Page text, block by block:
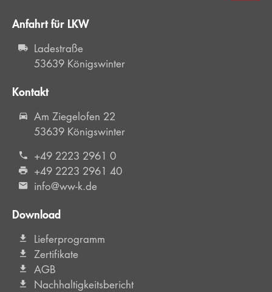
Anfahrt für LKW
Ladestraße
53639 Königswinter
Kontakt
Am Ziegelofen 22
53639 Königswinter
+49 2223 2961 0
+49 2223 2961 40
info@ww-k.de
Download
Lieferprogramm
Zertifikate
AGB
Nachhaltigkeitsbericht